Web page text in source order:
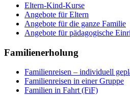
Eltern-Kind-Kurse
Angebote für Eltern
Angebote für die ganze Familie
Angebote für pädagogische
Familienerholung
Familienreisen – individuell
Familienreisen in einer Gruppe
Familien in Fahrt (FiF)